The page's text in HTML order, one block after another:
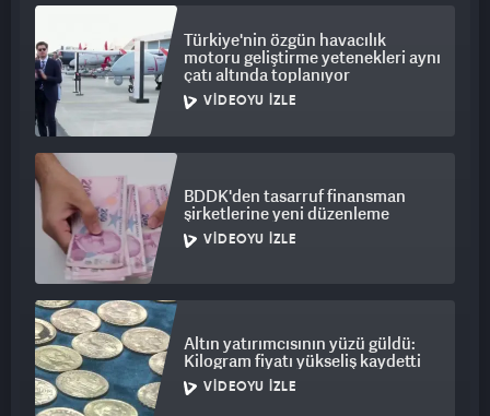
Türkiye'nin özgün havacılık
motoru geliştirme yetenekleri aynı
çatı altında toplanıyor
VIDEOYU İZLE
BDDK'den tasarruf finansman
şirketlerine yeni düzenleme
VIDEOYU İZLE
Altın yatırımcısının yüzü güldü:
Kilogram fiyatı yükseliş kaydetti
VIDEOYU İZLE